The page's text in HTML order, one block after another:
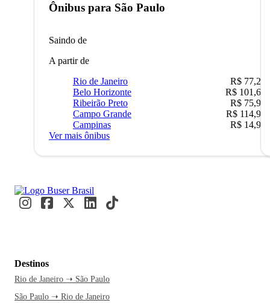
Ônibus para São Paulo
Saindo de
A partir de
Rio de Janeiro
R$ 77,22
Belo Horizonte
R$ 101,67
Ribeirão Preto
R$ 75,90
Campo Grande
R$ 114,90
Campinas
R$ 14,90
Ver mais ônibus
Destinos
Rio de Janeiro ➝ São Paulo
São Paulo ➝ Rio de Janeiro